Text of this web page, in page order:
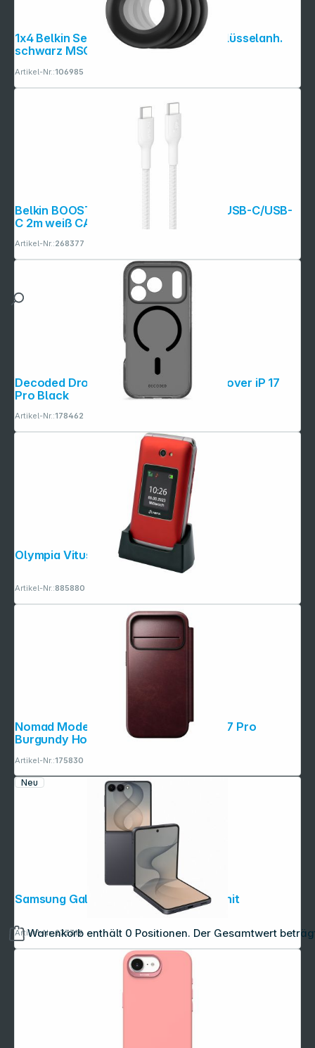
Warenkorb enthält 0 Positionen. Der Gesamtwert
1x4 Belkin Secure Holder wasserf Schlüsselanh.
schwarz MSC015btBK
Artikel-Nr.:106985
Belkin BOOSTCHARGE gefl.Kab. 60W USB-C/USB-
C 2m weiß CAB024hq2mWH
Artikel-Nr.:268377
Decoded DropTec Transparent Backcover iP 17
Pro Black
Artikel-Nr.:178462
Olympia Vitus 4G rot
Artikel-Nr.:885880
Nomad Modern Leather Folio iPhone 17 Pro
Burgundy Horween
Artikel-Nr.:175830
Neu
Samsung Galaxy Z Flip8 (256GB) graphit
Artikel-Nr.:273319